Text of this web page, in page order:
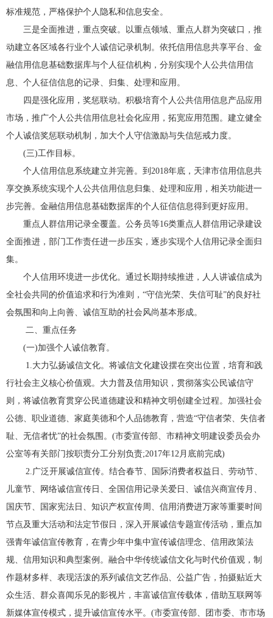
标准规范，严格保护个人隐私和信息安全。
三是全面推进，重点突破。以重点领域、重点人群为突破口，推
动建立各区域各行业个人诚信记录机制。依托信用信息共享平台、金
融信用信息基础数据库与个人征信机构，分别实现个人公共信用信
息、个人征信信息的记录、归集、处理和应用。
四是强化应用，奖惩联动。积极培育个人公共信用信息产品应用
市场，推广个人公共信用信息社会化应用，拓宽应用范围。建立健全
个人诚信奖惩联动机制，加大个人守信激励与失信惩戒力度。
(三)工作目标。
个人信用信息系统建立并完善。到2018年底，天津市信用信息共
享交换系统实现个人公共信用信息归集、处理和应用，相关功能进一
步完善。金融信用信息基础数据库的个人征信信息得到更好应用。
重点人群信用记录全覆盖。公务员等16类重点人群信用记录建设
全面推进，部门工作责任进一步压实，逐步实现个人信用记录全面归
集。
个人信用环境进一步优化。通过长期持续推进，人人讲诚信成为
全社会共同的价值追求和行为准则，“守信光荣、失信可耻”的良好社
会氛围和向上向善、诚信互助的社会风尚基本形成。
二、重点任务
(一)加强个人诚信教育。
1.大力弘扬诚信文化。将诚信文化建设摆在突出位置，培育和践
行社会主义核心价值观。大力普及信用知识，贯彻落实公民诚信守
则，将诚信教育贯穿公民道德建设和精神文明创建全过程。加强社会
公德、职业道德、家庭美德和个人品德教育，营造“守信者荣、失信者
耻、无信者忧”的社会氛围。(市委宣传部、市精神文明建设委员会办
公室等有关部门按职责分工分别负责;2017年12月底前完成)
2.广泛开展诚信宣传。结合春节、国际消费者权益日、劳动节、
儿童节、网络诚信宣传日、全国信用记录关爱日、诚信兴商宣传月、
国庆节、国家宪法日、知识产权宣传周、信用消费进万家等重要时间
节点及重大活动和法定节假日，深入开展诚信专题宣传活动，重点加
强青年诚信宣传教育，在青少年中集中宣传诚信理念、信用政策法
规、信用知识和典型案例。融合中华传统诚信文化与时代价值观，制
作题材多样、表现活泼的系列诚信文艺作品、公益广告，拍摄贴近大
众生活、群众喜闻乐见的影视片，丰富诚信宣传载体，借助互联网等
新媒体宣传模式，提升诚信宣传水平。(市委宣传部、团市委、市市场